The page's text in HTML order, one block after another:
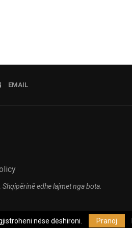
EMAIL
edhe lajmet nga bota.
nëse dëshironi.
Pranoj